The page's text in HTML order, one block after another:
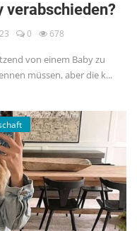
verabschieden?
0 678
von einem Baby zu
müssen, aber die k...